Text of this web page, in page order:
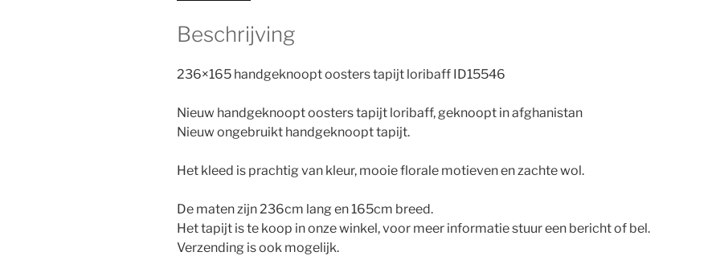
Beschrijving
236×165 handgeknoopt oosters tapijt loribaff ID15546
Nieuw handgeknoopt oosters tapijt loribaff, geknoopt in afghanistan
Nieuw ongebruikt handgeknoopt tapijt.
Het kleed is prachtig van kleur, mooie florale motieven en zachte wol.
De maten zijn 236cm lang en 165cm breed.
Het tapijt is te koop in onze winkel, voor meer informatie stuur een bericht of bel.
Verzending is ook mogelijk.